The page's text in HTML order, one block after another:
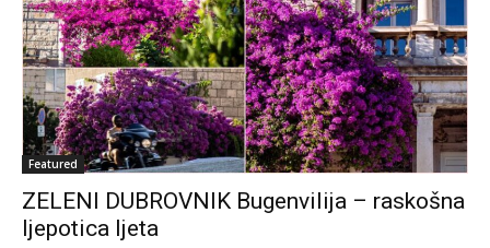
Featured
ZELENI DUBROVNIK Bugenvilija – raskošna
ljepotica ljeta